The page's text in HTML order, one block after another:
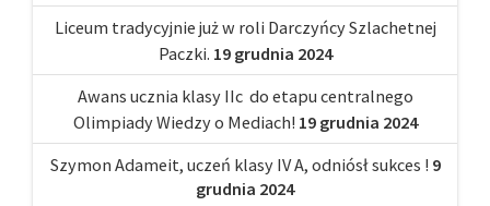
Liceum tradycyjnie już w roli Darczyńcy Szlachetnej
Paczki. 19 grudnia 2024
Awans ucznia klasy IIc do etapu centralnego
Olimpiady Wiedzy o Mediach! 19 grudnia 2024
Szymon Adameit, uczeń klasy IV A, odniósł sukces ! 9
grudnia 2024